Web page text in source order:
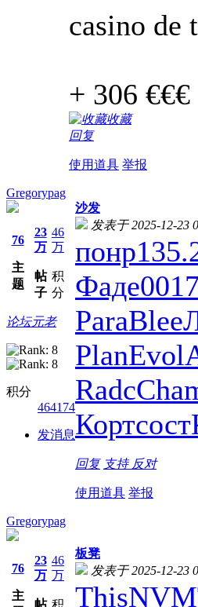
casino de
+ 306 €€€
收藏
回复
使用道具 举报
Gregorypag
76
主
题
23
万
帖
子
46
万
积
分
论坛元老
积分
464174
发消息
沙发
发表于 2025-12-23
понр
Фаде0017
ParaBlee
PlanEvol
Radc
Кортсост
回复 支持 反对
使用道具 举报
Gregorypag
76
主
23
万
帖
46
万
积
板凳
发表于 2025-12-23
This